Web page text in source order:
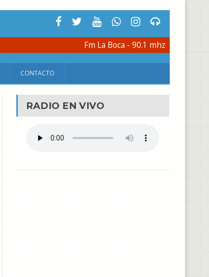
Fm La Boca - 90.1 mhz
CONTACTO
RADIO EN VIVO